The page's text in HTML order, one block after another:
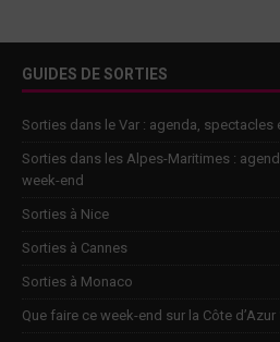
GUIDES DE SORTIES
Sorties dans le Var : agenda, spectacles
Sorties dans les Alpes-Maritimes :
week-end
Sorties à Nice
Sorties à Cannes
Sorties à Monaco
Que faire ce week-end sur la Côte d’Azur